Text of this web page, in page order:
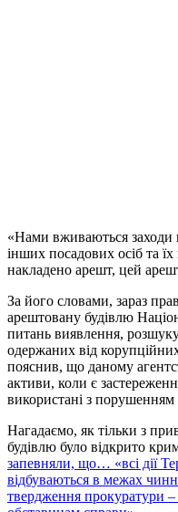
«Нами вживаються заходи
інших посадових осіб та
накладено арешт, цей
За його словами, зараз
арештовану будівлю
питань виявлення,
одержаних від
пояснив, що даному
активи, коли є
використані з порушенням
Нагадаємо, як тільки з
будівлю було відкрито
запевняли, що… «всі дії
відбуваються в межах
твердження прокуратури –